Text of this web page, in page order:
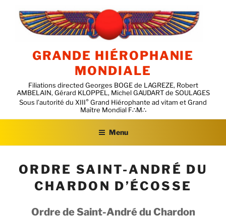
contenu
GRANDE HIÉROPHANIE
MONDIALE
Filiations directed Georges BOGE de LAGREZE, Robert
AMBELAIN, Gérard KLOPPEL, Michel GAUDART de SOULAGES
Menu
ORDRE SAINT-ANDRÉ DU
CHARDON D’ÉCOSSE
Ordre de Saint-Andrédu Chardon